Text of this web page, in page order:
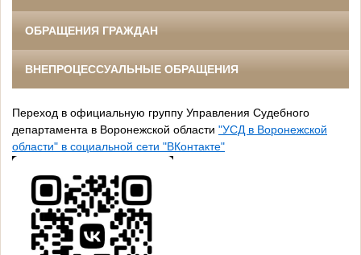
ОБРАЩЕНИЯ ГРАЖДАН
ВНЕПРОЦЕССУАЛЬНЫЕ ОБРАЩЕНИЯ
Переход в официальную группу Управления Судебного
департамента в Воронежской области "УСД в Воронежской
области" в социальной сети "ВКонтакте"